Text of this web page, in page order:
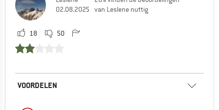
02.08.2025
van Leslene nuttig
18 50
VOORDELEN